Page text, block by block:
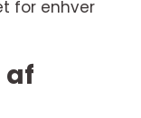
for enhver
af